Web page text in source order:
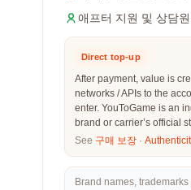
애프터 지원 및 상담
Direct top-up
After payment, value is
networks / APIs to the
enter. YouToGame is an
brand or carrier’s official
See 구매 보장 ·
Brand names,